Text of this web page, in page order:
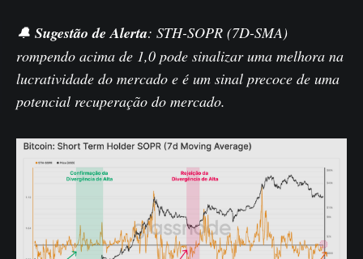
🔔 Sugestão de Alerta: STH-SOPR (7D-SMA)
rompendo acima de 1,0 pode sinalizar uma melhora na
lucratividade do mercado e é um sinal precoce de uma
potencial recuperação do mercado.